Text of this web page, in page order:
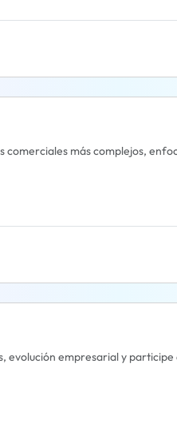
más complejos,
evolución empresarial y participe